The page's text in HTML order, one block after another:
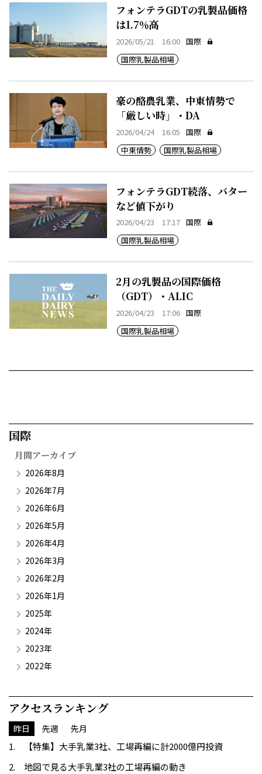
フォンテラGDTの乳製品価格
は1.7％高
2026/05/21 16:00 国際
国際乳製品相場
豪の酪農乳業、中東情勢で
「厳しい時」・DA
2026/04/24 16:05 国際
中東情勢
国際乳製品相場
フォンテラGDT続落、バター
など値下がり
2026/04/23 17:17 国際
国際乳製品相場
2月の乳製品の国際価格
（GDT）・ALIC
2026/04/23 17:06 国際
国際乳製品相場
国際​
月間アーカイブ
2026年8月
2026年7月
2026年6月
2026年5月
2026年4月
2026年3月
2026年2月
2026年1月
2025年
2024年
2023年
2022年
アクセスランキング
昨日 先週 先月
【特集】大手乳業3社、工場再編に計2000億円投資
地図で見る大手乳業3社の工場再編の動き